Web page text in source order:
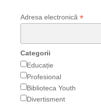
Adresa electronică *
Categorii
Educație
Profesional
Biblioteca Youth
Divertisment